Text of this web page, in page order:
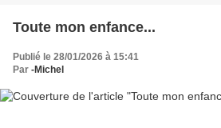
Toute mon enfance...
Publié le 28/01/2026 à 15:41
Par -Michel